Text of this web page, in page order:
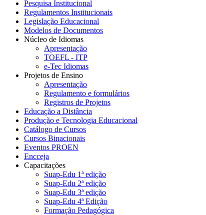
Pesquisa Institucional
Regulamentos Institucionais
Legislação Educacional
Modelos de Documentos
Núcleo de Idiomas
Apresentação
TOEFL - ITP
e-Tec Idiomas
Projetos de Ensino
Apresentação
Regulamento e formulários
Registros de Projetos
Educação a Distância
Produção e Tecnologia Educacional
Catálogo de Cursos
Cursos Binacionais
Eventos PROEN
Encceja
Capacitações
Suap-Edu 1ª edição
Suap-Edu 2ª edição
Suap-Edu 3ª edição
Suap-Edu 4ª Edição
Formação Pedagógica